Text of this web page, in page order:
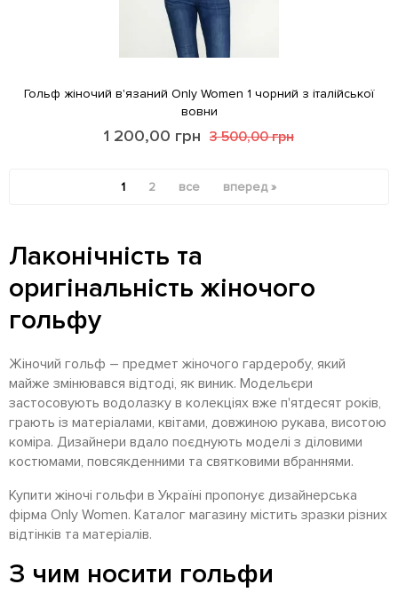
Гольф жіночий в'язаний Only Women 1 чорний з італійської
вовни
1 200,00 грн 3 500,00грн
1 2 все вперед »
Лаконічність та
оригінальність жіночого
гольфу
Жіночий гольф – предмет жіночого гардеробу, який
майже змінювався відтоді, як виник. Модельєри
застосовують водолазку в колекціях вже п'ятдесят років,
грають із матеріалами, квітами, довжиною рукава, висотою
коміра. Дизайнери вдало поєднують моделі з діловими
костюмами, повсякденними та святковими вбраннями.
Купити жіночі гольфи в Україні пропонує дизайнерська
фірма Only Women. Каталог магазину містить зразки різних
відтінків та матеріалів.
З чим носити гольфи